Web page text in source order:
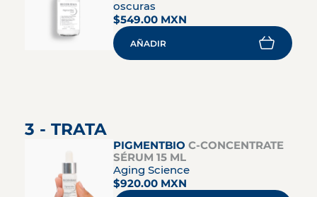
oscuras
$549.00 MXN
AÑADIR
3 - TRATA
PIGMENTBIO C-CONCENTRATE
SÉRUM 15 ML
Aging Science
$920.00 MXN